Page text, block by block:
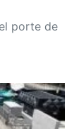
porte de